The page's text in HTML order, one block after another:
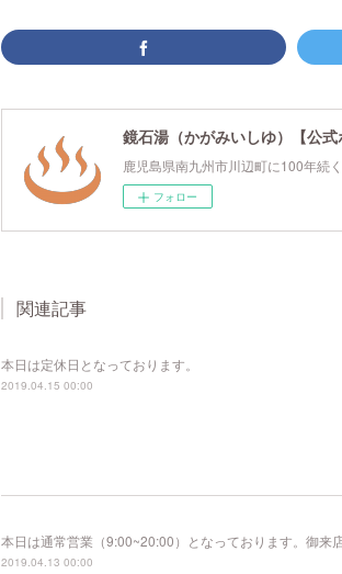
鏡石湯（かがみいしゆ）【公式
鹿児島県南九州市川辺町に100年続
フォロー
関連記事
本日は定休日となっております。
2019.04.15 00:00
本日は通常営業（9:00~20:00）となっております。御来
2019.04.13 00:00